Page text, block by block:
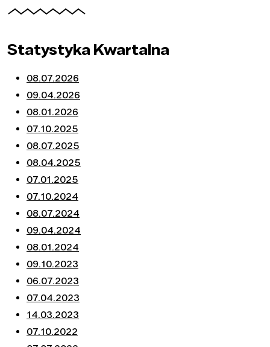
Statystyka Kwartalna
08.07.2026
09.04.2026
08.01.2026
07.10.2025
08.07.2025
08.04.2025
07.01.2025
07.10.2024
08.07.2024
09.04.2024
08.01.2024
09.10.2023
06.07.2023
07.04.2023
14.03.2023
07.10.2022